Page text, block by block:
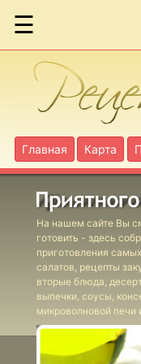
☰
Главная Карта
На нашем сайте Вы
готовить - здесь
приготовления
салатов, рецепты
вторые блюда,
выпечки, соусы,
микроволновой печи
Бараньи
фрикадельки
по-гречески
Бараньи
голяшки в вине
Бириани с
ягнятиной
Бургеры с
фасолевым
соусом
Фаршированные